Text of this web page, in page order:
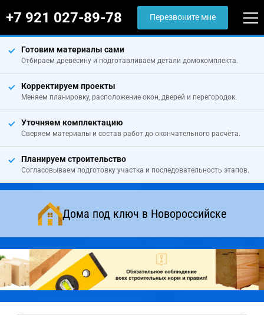
+7 921 027-89-78 Перезвоните мне
Готовим материалы сами
Отбираем древесину и подготавливаем детали домокомплекта.
Корректируем проекты
Меняем планировку, расположение окон, дверей и перегородок.
Уточняем комплектацию
Сверяем материалы и состав работ до окончательного расчёта.
Планируем строительство
Согласовываем подготовку участка и последовательность этапов.
Дома под ключ в Новороссийске